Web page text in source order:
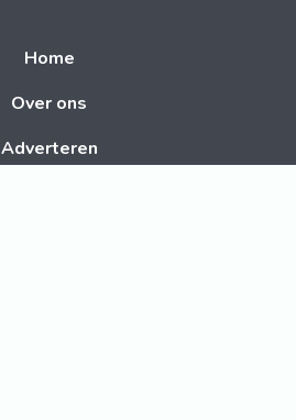
Home
Over ons
Adverteren